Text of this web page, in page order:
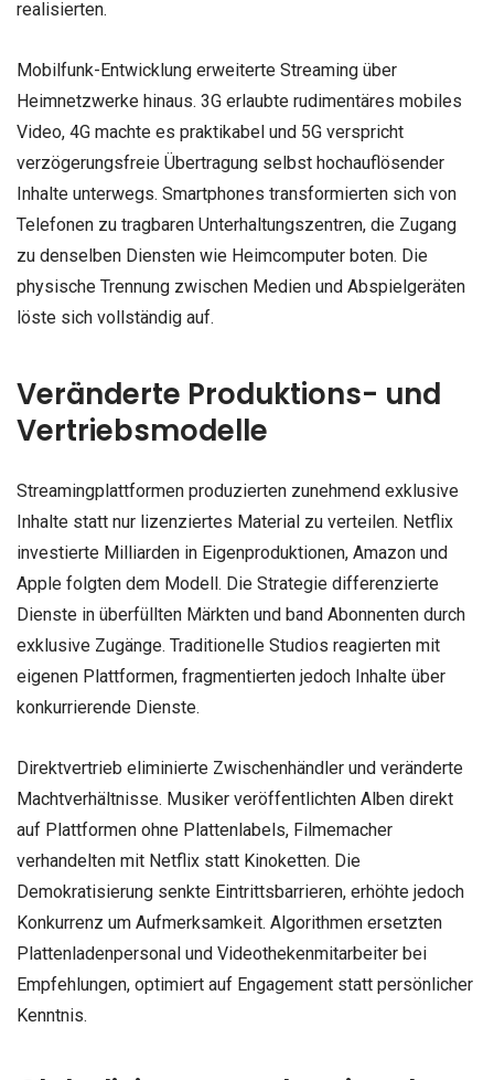
realisierten.
Mobilfunk-Entwicklung erweiterte Streaming über
Heimnetzwerke hinaus. 3G erlaubte rudimentäres mobiles
Video, 4G machte es praktikabel und 5G verspricht
verzögerungsfreie Übertragung selbst hochauflösender
Inhalte unterwegs. Smartphones transformierten sich von
Telefonen zu tragbaren Unterhaltungszentren, die Zugang
zu denselben Diensten wie Heimcomputer boten. Die
physische Trennung zwischen Medien und Abspielgeräten
löste sich vollständig auf.
Veränderte Produktions- und
Vertriebsmodelle
Streamingplattformen produzierten zunehmend exklusive
Inhalte statt nur lizenziertes Material zu verteilen. Netflix
investierte Milliarden in Eigenproduktionen, Amazon und
Apple folgten dem Modell. Die Strategie differenzierte
Dienste in überfüllten Märkten und band Abonnenten durch
exklusive Zugänge. Traditionelle Studios reagierten mit
eigenen Plattformen, fragmentierten jedoch Inhalte über
konkurrierende Dienste.
Direktvertrieb eliminierte Zwischenhändler und veränderte
Machtverhältnisse. Musiker veröffentlichten Alben direkt
auf Plattformen ohne Plattenlabels, Filmemacher
verhandelten mit Netflix statt Kinoketten. Die
Demokratisierung senkte Eintrittsbarrieren, erhöhte jedoch
Konkurrenz um Aufmerksamkeit. Algorithmen ersetzten
Plattenladenpersonal und Videothekenmitarbeiter bei
Empfehlungen, optimiert auf Engagement statt persönlicher
Kenntnis.